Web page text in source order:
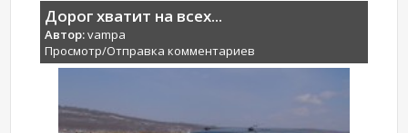
Дорог хватит на всех...
Автор:vampa
Просмотр/Отправка комментариев